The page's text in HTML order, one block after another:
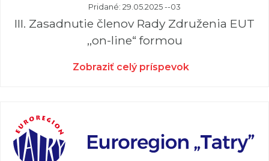
Pridané: 29.05.2025 --03
III. Zasadnutie členov Rady Združenia EUT
,,on-line“ formou
Zobraziť celý príspevok